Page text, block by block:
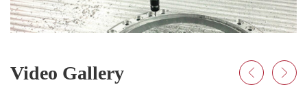
Video Gallery